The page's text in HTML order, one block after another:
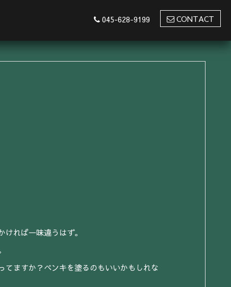
045-628-9199 CONTACT
れば一味違うはず。
ますか？ペンキを塗るのもいいかもしれな